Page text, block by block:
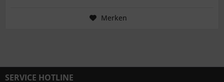
Merken
SERVICE HOTLINE